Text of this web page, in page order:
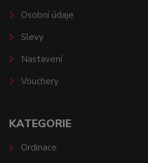
Osobní údaje
Slevy
Nastavení
Vouchery
KATEGORIE
Ordinace